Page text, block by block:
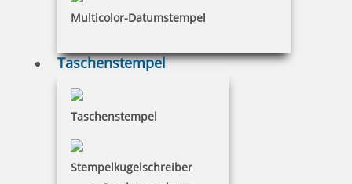
Multicolor-Datumstempel
Taschenstempel
Taschenstempel
Stempelkugelschreiber
COLOP e-mark GO Schutzhülle grau
24,32 €